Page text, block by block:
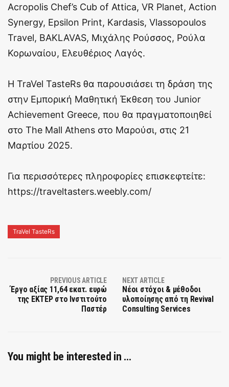
Acropolis Chef’s Cub of Attica, VR Planet, Action
Synergy, Epsilon Print, Kardasis, Vlassopoulos
Travel, BAKLAVAS, Mιχάλης Ρούσσος, Ρούλα
Κορωναίου, Ελευθέριος Λαγός.
Η TraVel TasteRs θα παρουσιάσει τη δράση της
στην Εμπορική Μαθητική Έκθεση του Junior
Achievement Greece, που θα πραγματοποιηθεί
στο The Mall Athens στο Μαρούσι, στις 21
Μαρτίου 2025.
Για περισσότερες πληροφορίες επισκεφτείτε:
https://traveltasters.weebly.com/
TraVel TasteRs
PREVIOUS ARTICLE
Έργο αξίας 11,64 εκατ. ευρώ
της ΕΚΤΕΡ στο Ινστιτούτο
Παστέρ
NEXT ARTICLE
Νέοι στόχοι & μέθοδοι
υλοποίησης από τη Revival
Consulting Services
You might be interested in …